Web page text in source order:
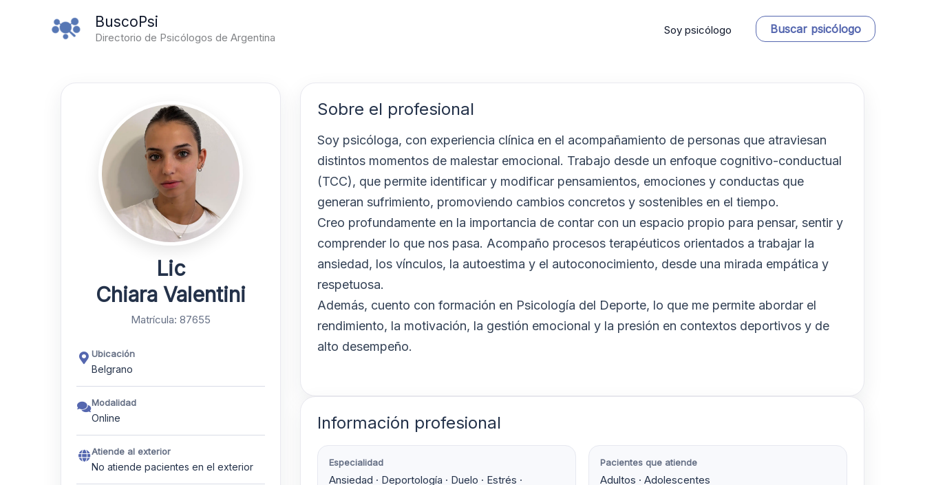
BuscoPsi
Directorio de Psicólogos de Argentina
Soy psicólogo Buscar psicólogo
Lic
Chiara Valentini
Matrícula: 87655
Ubicación
Belgrano
Modalidad
Online
Atiende al exterior
No atiende pacientes en el exterior
Sobre el profesional
Soy psicóloga, con experiencia clínica en el acompañamiento de personas que atraviesan
distintos momentos de malestar emocional. Trabajo desde un enfoque cognitivo-conductual
(TCC), que permite identificar y modificar pensamientos, emociones y conductas que
generan sufrimiento, promoviendo cambios concretos y sostenibles en el tiempo.
Creo profundamente en la importancia de contar con un espacio propio para pensar, sentir y
comprender lo que nos pasa. Acompaño procesos terapéuticos orientados a trabajar la
ansiedad, los vínculos, la autoestima y el autoconocimiento, desde una mirada empática y
respetuosa.
Además, cuento con formación en Psicología del Deporte, lo que me permite abordar el
rendimiento, la motivación, la gestión emocional y la presión en contextos deportivos y de
alto desempeño.
Información profesional
Especialidad
Ansiedad · Deportología · Duelo · Estrés ·
Pacientes que atiende
Adultos · Adolescentes